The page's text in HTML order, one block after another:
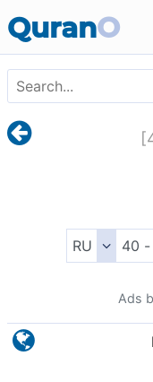
QuranO
[
Ads